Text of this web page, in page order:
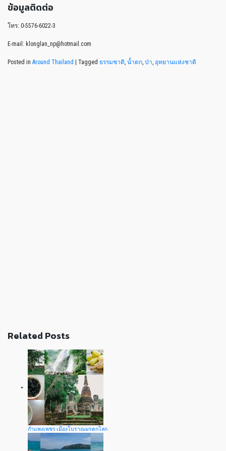
ข้อมูลติดต่อ
โทร: 0-5576-6022-3
E-mail: klonglan_np@hotmail.com
Posted in Around Thailand Tagged ธรรมชาติ, น้ำตก, ป่า, อุทยานแห่งชาติ
Related Posts
กำแพงเพชร เมืองโบราณมรดกโลก